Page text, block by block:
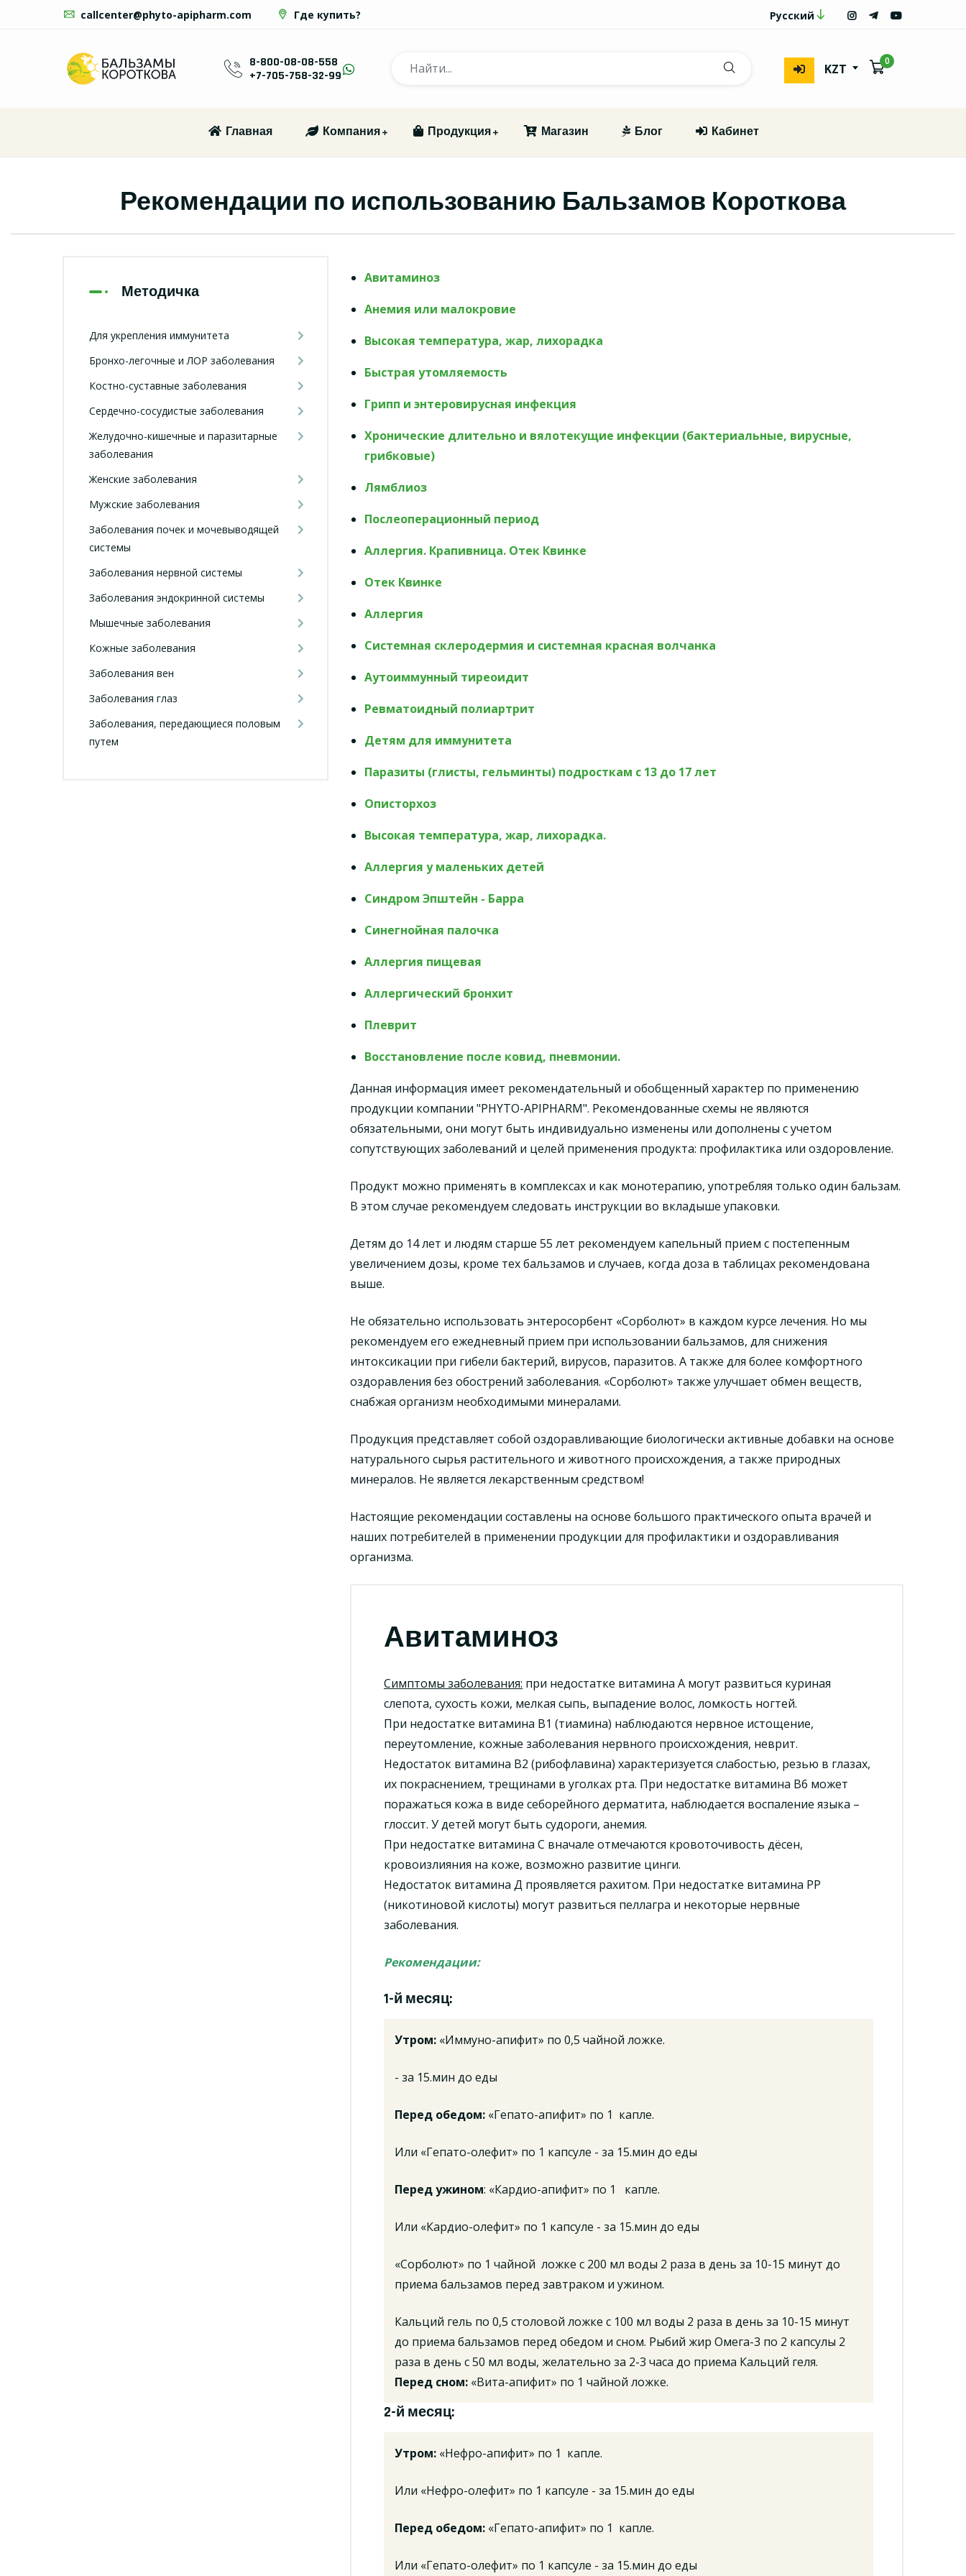
callcenter@phyto-apipharm.com Где купить? Русский
8-800-08-08-558
+7-705-758-32-99
KZT
0
Главная Компания Продукция Магазин Блог Кабинет
Рекомендации по использованию Бальзамов Короткова
Методичка
Для укрепления иммунитета
Бронхо-легочные и ЛОР заболевания
Костно-суставные заболевания
Сердечно-сосудистые заболевания
Желудочно-кишечные и паразитарные
заболевания
Женские заболевания
Мужские заболевания
Заболевания почек и мочевыводящей
системы
Заболевания нервной системы
Заболевания эндокринной системы
Мышечные заболевания
Кожные заболевания
Заболевания вен
Заболевания глаз
Заболевания, передающиеся половым
путем
Авитаминоз
Анемия или малокровие
Высокая температура, жар, лихорадка
Быстрая утомляемость
Грипп и энтеровирусная инфекция
Хронические длительно и вялотекущие инфекции (бактериальные, вирусные,
грибковые)
Лямблиоз
Послеоперационный период
Аллергия. Крапивница. Отек Квинке
Отек Квинке
Аллергия
Системная склеродермия и системная красная волчанка
Аутоиммунный тиреоидит
Ревматоидный полиартрит
Детям для иммунитета
Паразиты (глисты, гельминты) подросткам с 13 до 17 лет
Описторхоз
Высокая температура, жар, лихорадка.
Аллергия у маленьких детей
Синдром Эпштейн - Барра
Синегнойная палочка
Аллергия пищевая
Аллергический бронхит
Плеврит
Восстановление после ковид, пневмонии.
Данная информация имеет рекомендательный и обобщенный характер по применению
продукции компании "PHYTO-APIPHARM". Рекомендованные схемы не являются
обязательными, они могут быть индивидуально изменены или дополнены с учетом
сопутствующих заболеваний и целей применения продукта: профилактика или оздоровление.
Продукт можно применять в комплексах и как монотерапию, употребляя только один бальзам.
В этом случае рекомендуем следовать инструкции во вкладыше упаковки.
Детям до 14 лет и людям старше 55 лет рекомендуем капельный прием с постепенным
увеличением дозы, кроме тех бальзамов и случаев, когда доза в таблицах рекомендована
выше.
Не обязательно использовать энтеросорбент «Сорболют» в каждом курсе лечения. Но мы
рекомендуем его ежедневный прием при использовании бальзамов, для снижения
интоксикации при гибели бактерий, вирусов, паразитов. А также для более комфортного
оздоравления без обострений заболевания. «Сорболют» также улучшает обмен веществ,
снабжая организм необходимыми минералами.
Продукция представляет собой оздоравливающие биологически активные добавки на основе
натурального сырья растительного и животного происхождения, а также природных
минералов. Не является лекарственным средством!
Настоящие рекомендации составлены на основе большого практического опыта врачей и
наших потребителей в применении продукции для профилактики и оздоравливания
организма.
Авитаминоз
Симптомы заболевания: при недостатке витамина А могут развиться куриная
слепота, сухость кожи, мелкая сыпь, выпадение волос, ломкость ногтей.
При недостатке витамина В1 (тиамина) наблюдаются нервное истощение,
переутомление, кожные заболевания нервного происхождения, неврит.
Недостаток витамина В2 (рибофлавина) характеризуется слабостью, резью в глазах,
их покраснением, трещинами в уголках рта. При недостатке витамина В6 может
поражаться кожа в виде себорейного дерматита, наблюдается воспаление языка –
глоссит. У детей могут быть судороги, анемия.
При недостатке витамина С вначале отмечаются кровоточивость дёсен,
кровоизлияния на коже, возможно развитие цинги.
Недостаток витамина Д проявляется рахитом. При недостатке витамина РР
(никотиновой кислоты) могут развиться пеллагра и некоторые нервные
заболевания.
Рекомендации:
1-й месяц:
Утром: «Иммуно-апифит» по 0,5 чайной ложке.
- за 15.мин до еды
Перед обедом: «Гепато-апифит» по 1 капле.
Или «Гепато-олефит» по 1 капсуле - за 15.мин до еды
Перед ужином: «Кардио-апифит» по 1 капле.
Или «Кардио-олефит» по 1 капсуле - за 15.мин до еды
«Сорболют» по 1 чайной ложке с 200 мл воды 2 раза в день за 10-15 минут до
приема бальзамов перед завтраком и ужином.
Кальций гель по 0,5 столовой ложке с 100 мл воды 2 раза в день за 10-15 минут
до приема бальзамов перед обедом и сном. Рыбий жир Омега-3 по 2 капсулы 2
раза в день с 50 мл воды, желательно за 2-3 часа до приема Кальций геля.
Перед сном: «Вита-апифит» по 1 чайной ложке.
2-й месяц:
Утром: «Нефро-апифит» по 1 капле.
Или «Нефро-олефит» по 1 капсуле - за 15.мин до еды
Перед обедом: «Гепато-апифит» по 1 капле.
Или «Гепато-олефит» по 1 капсуле - за 15.мин до еды